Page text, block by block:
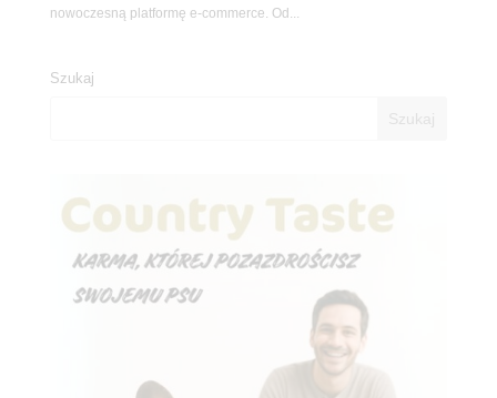
nowoczesną platformę e-commerce. Od...
Szukaj